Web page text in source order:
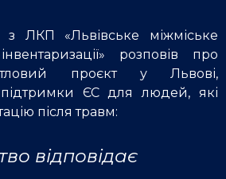
з ЛКП «Львівське міжміське
розповів про
проєкт у Львові,
підтримки ЄС для людей, які
після травм:
відповідає